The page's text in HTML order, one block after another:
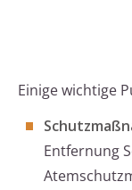
Einige wichtige
Entfernung